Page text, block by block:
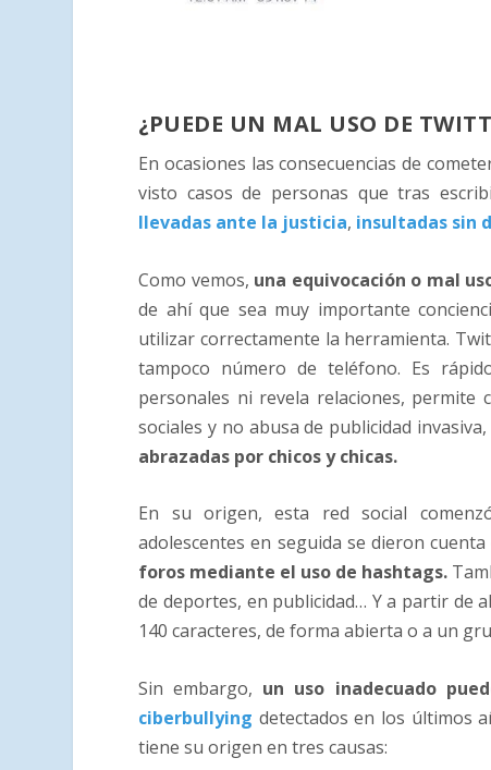
¿PUEDE UN MAL USO DE
En ocasiones las consecuencias de
visto casos de personas que tras
llevadas ante la justicia, insultadas sin
Como vemos, una equivocación o mal
de ahí que sea muy importante
utilizar correctamente la herramienta.
tampoco número de teléfono. Es
personales ni revela relaciones,
sociales y no abusa de publicidad
abrazadas por chicos y chicas.
En su origen, esta red social
adolescentes en seguida se dieron cuenta
foros mediante el uso de hashtags.
de deportes, en publicidad… Y a partir de
140 caracteres, de forma abierta o a un
Sin embargo, un uso inadecuado
ciberbullying detectados en los últimos
tiene su origen en tres causas: